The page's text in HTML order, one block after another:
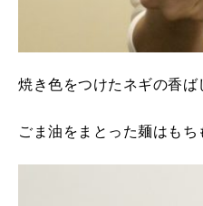
焼き色をつけたネギの香
ごま油をまとった麺はも